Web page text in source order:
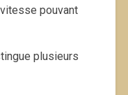
pouvant
plusieurs